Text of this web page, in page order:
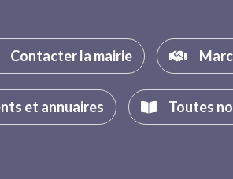
Contacter la mairie
et annuaires Toutes